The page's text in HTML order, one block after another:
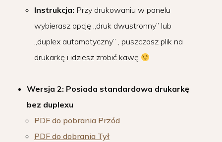
Instrukcja: Przy drukowaniu w panelu
wybierasz opcję „druk dwustronny” lub
„duplex automatyczny” , puszczasz plik na
drukarkę i idziesz zrobić kawę
Wersja 2: Posiada standardowa drukarkę
bez duplexu
PDF do pobrania Przód
PDF do dobrania Tył